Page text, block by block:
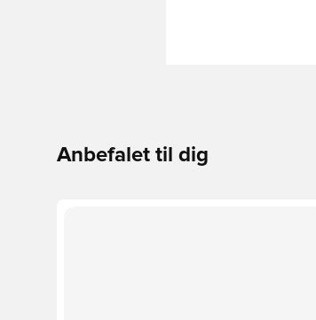
Anbefalet til dig